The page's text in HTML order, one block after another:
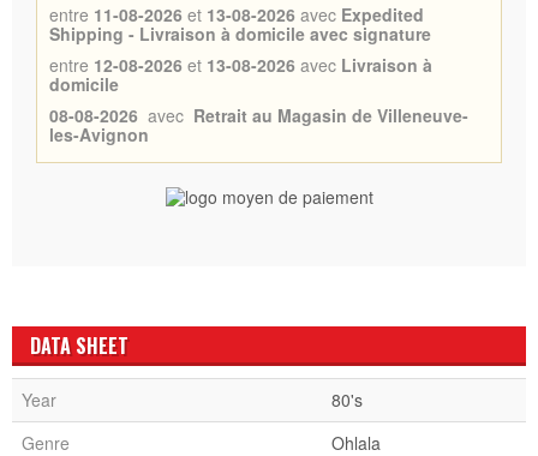
entre 11-08-2026 et 13-08-2026 avec Expedited
Shipping - Livraison à domicile avec signature
entre 12-08-2026 et 13-08-2026 avec Livraison à
domicile
08-08-2026 avec Retrait au Magasin de Villeneuve-
les-Avignon
DATA SHEET
Year
80's
Genre
Ohlala